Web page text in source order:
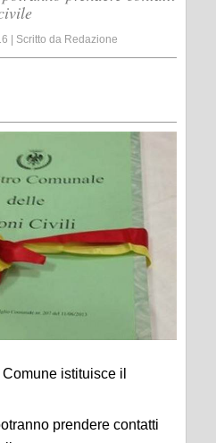
Scritto da Redazione
istituisce il
prendere contatti